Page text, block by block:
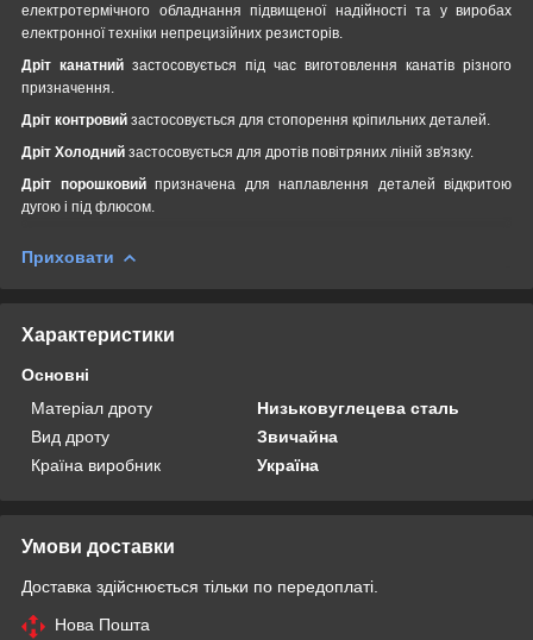
електротермічного обладнання підвищеної надійності та у виробах
електронної техніки непрецизійних резисторів.
Дріт канатний застосовується під час виготовлення канатів різного
призначення.
Дріт контровий застосовується для стопорення кріпильних деталей.
Дріт Холодний застосовується для дротів повітряних ліній зв'язку.
Дріт порошковий призначена для наплавлення деталей відкритою
дугою і під флюсом.
Приховати
Характеристики
Основні
Матеріал дроту
Низьковуглецева сталь
Вид дроту
Звичайна
Країна виробник
Україна
Умови доставки
Доставка здійснюється тільки по передоплаті.
Нова Пошта